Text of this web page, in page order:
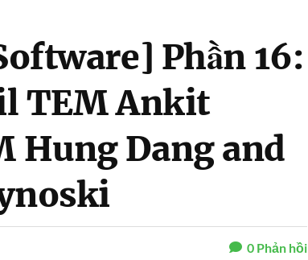
Phần 16:
TEM Ankit
Hung Dang and
0Phản hồi